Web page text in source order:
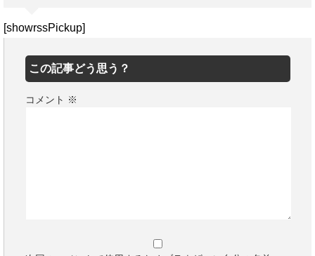
[showrssPickup]
この記事どう思う？
コメント ※